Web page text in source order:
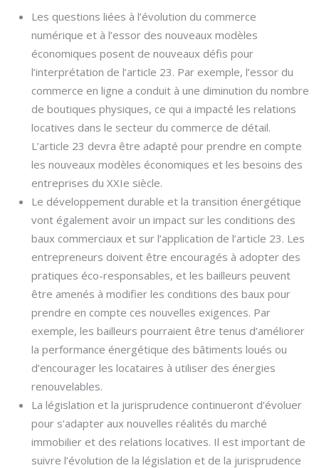
Les questions liées à l’évolution du commerce
numérique et à l’essor des nouveaux modèles
économiques posent de nouveaux défis pour
l’interprétation de l’article 23. Par exemple, l’essor du
commerce en ligne a conduit à une diminution du nombre
de boutiques physiques, ce qui a impacté les relations
locatives dans le secteur du commerce de détail.
L’article 23 devra être adapté pour prendre en compte
les nouveaux modèles économiques et les besoins des
entreprises du XXIe siècle.
Le développement durable et la transition énergétique
vont également avoir un impact sur les conditions des
baux commerciaux et sur l’application de l’article 23. Les
entrepreneurs doivent être encouragés à adopter des
pratiques éco-responsables, et les bailleurs peuvent
être amenés à modifier les conditions des baux pour
prendre en compte ces nouvelles exigences. Par
exemple, les bailleurs pourraient être tenus d’améliorer
la performance énergétique des bâtiments loués ou
d’encourager les locataires à utiliser des énergies
renouvelables.
La législation et la jurisprudence continueront d’évoluer
pour s’adapter aux nouvelles réalités du marché
immobilier et des relations locatives. Il est important de
suivre l’évolution de la législation et de la jurisprudence